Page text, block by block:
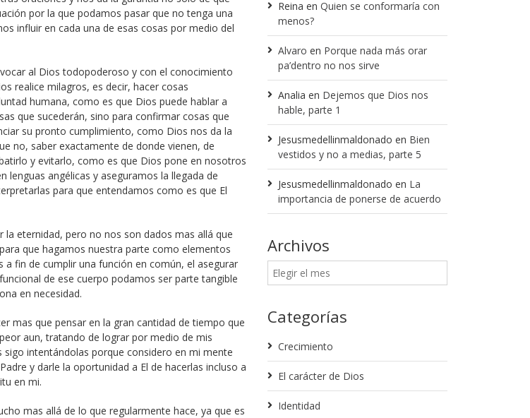
por la que podamos pasar que no tenga una
influir en cada una de esas cosas por medio del
al Dios todopoderoso y con el conocimiento
realice milagros, es decir, hacer cosas
humana, como es que Dios puede hablar a
que sucederán, sino para confirmar cosas que
su pronto cumplimiento, como Dios nos da la
no, saber exactamente de donde vienen, de
y evitarlo, como es que Dios pone en nosotros
lenguas angélicas y aseguramos la llegada de
para que entendamos como es que El
eternidad, pero no nos son dados mas allá que
que hagamos nuestra parte como elementos
fin de cumplir una función en común, el asegurar
de ese cuerpo podamos ser parte tangible
en necesidad.
mas que pensar en la gran cantidad de tiempo que
aun, tratando de lograr por medio de mis
intentándolas porque considero en mi mente
y darle la oportunidad a El de hacerlas incluso a
en mi.
mas allá de lo que regularmente hace, ya que es
Reina en Quien se conformaría con
menos?
Alvaro en Porque nada más orar
pa’dentro no nos sirve
Analia en Dejemos que Dios nos
hable, parte 1
Jesusmedellinmaldonado en Bien
vestidos y no a medias, parte 5
Jesusmedellinmaldonado en La
importancia de ponerse de acuerdo
Archivos
Categorías
Crecimiento
El carácter de Dios
Identidad